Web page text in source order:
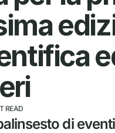
READ
di eventi